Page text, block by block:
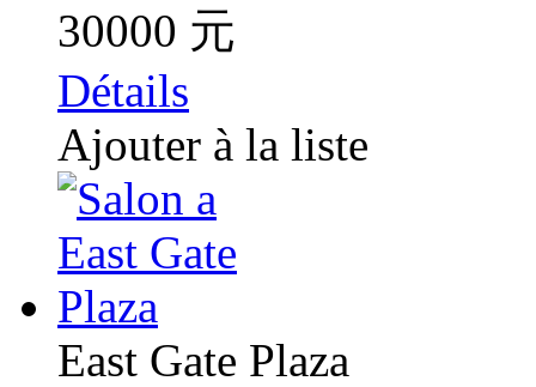
30000 元
Détails
Ajouter à la liste
East Gate Plaza